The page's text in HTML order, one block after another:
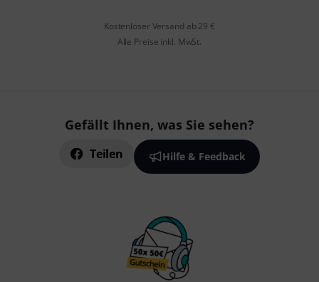
Kostenloser Versand ab 29 €
Alle Preise inkl. MwSt.
Gefällt Ihnen, was Sie sehen?
Teilen Hilfe & Feedback